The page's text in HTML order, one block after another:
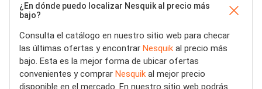
¿En dónde puedo localizar Nesquik al precio más
bajo?
Consulta el catálogo en nuestro sitio web para checar
las últimas ofertas y encontrar Nesquik al precio más
bajo. Esta es la mejor forma de ubicar ofertas
convenientes y comprar Nesquik al mejor precio
disponible en el mercado. En nuestro sitio web podrás